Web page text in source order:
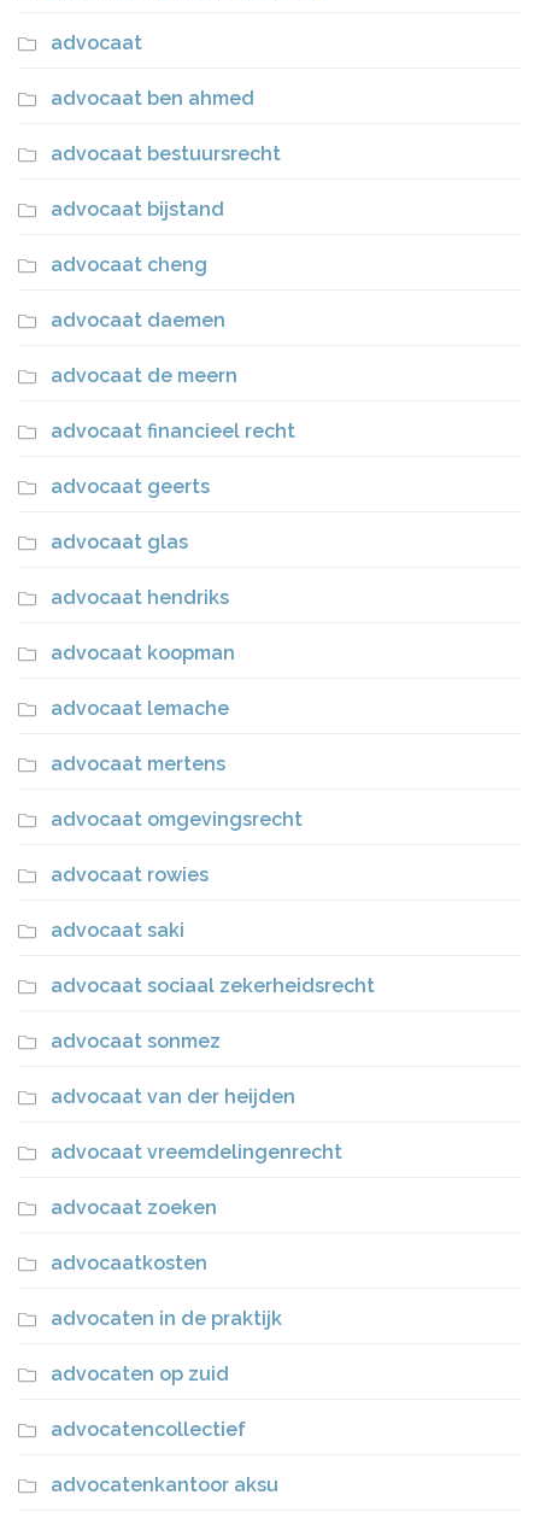
advocaat
advocaat ben ahmed
advocaat bestuursrecht
advocaat bijstand
advocaat cheng
advocaat daemen
advocaat de meern
advocaat financieel recht
advocaat geerts
advocaat glas
advocaat hendriks
advocaat koopman
advocaat lemache
advocaat mertens
advocaat omgevingsrecht
advocaat rowies
advocaat saki
advocaat sociaal zekerheidsrecht
advocaat sonmez
advocaat van der heijden
advocaat vreemdelingenrecht
advocaat zoeken
advocaatkosten
advocaten in de praktijk
advocaten op zuid
advocatencollectief
advocatenkantoor aksu